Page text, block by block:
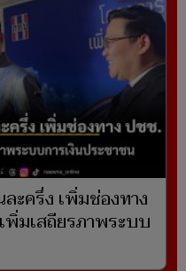
ะครึ่ง เพิ่มช่องทาง
มเสถียรภาพระบบ